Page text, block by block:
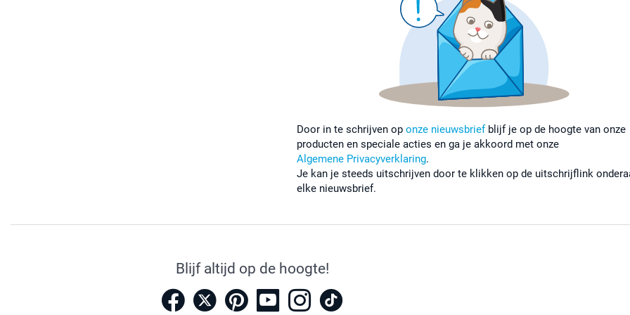
Door in te schrijven op onze nieuwsbriefblijf je op de hoogte van onze
producten en speciale acties en ga je akkoord met onze
Algemene Privacyverklaring.
Je kan je steeds uitschrijven door te klikken op de uitschrijflink
elke nieuwsbrief.
Blijf altijd op de hoogte!